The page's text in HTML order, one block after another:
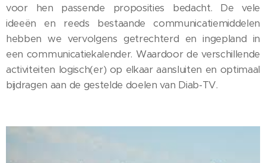
voor hen passende proposities bedacht. De vele
ideeën en reeds bestaande communicatiemiddelen
hebben we vervolgens getrechterd en ingepland in
een communicatiekalender. Waardoor de verschillende
activiteiten logisch(er) op elkaar aansluiten en optimaal
bijdragen aan de gestelde doelen van Diab-TV.